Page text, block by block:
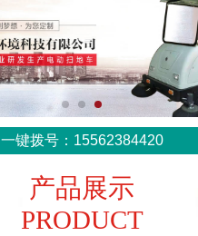
一键拨号：15562384420
产品展示
PRODUCT